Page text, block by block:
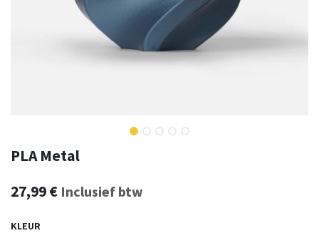
PLA Metal
27,99€ Inclusief btw
KLEUR